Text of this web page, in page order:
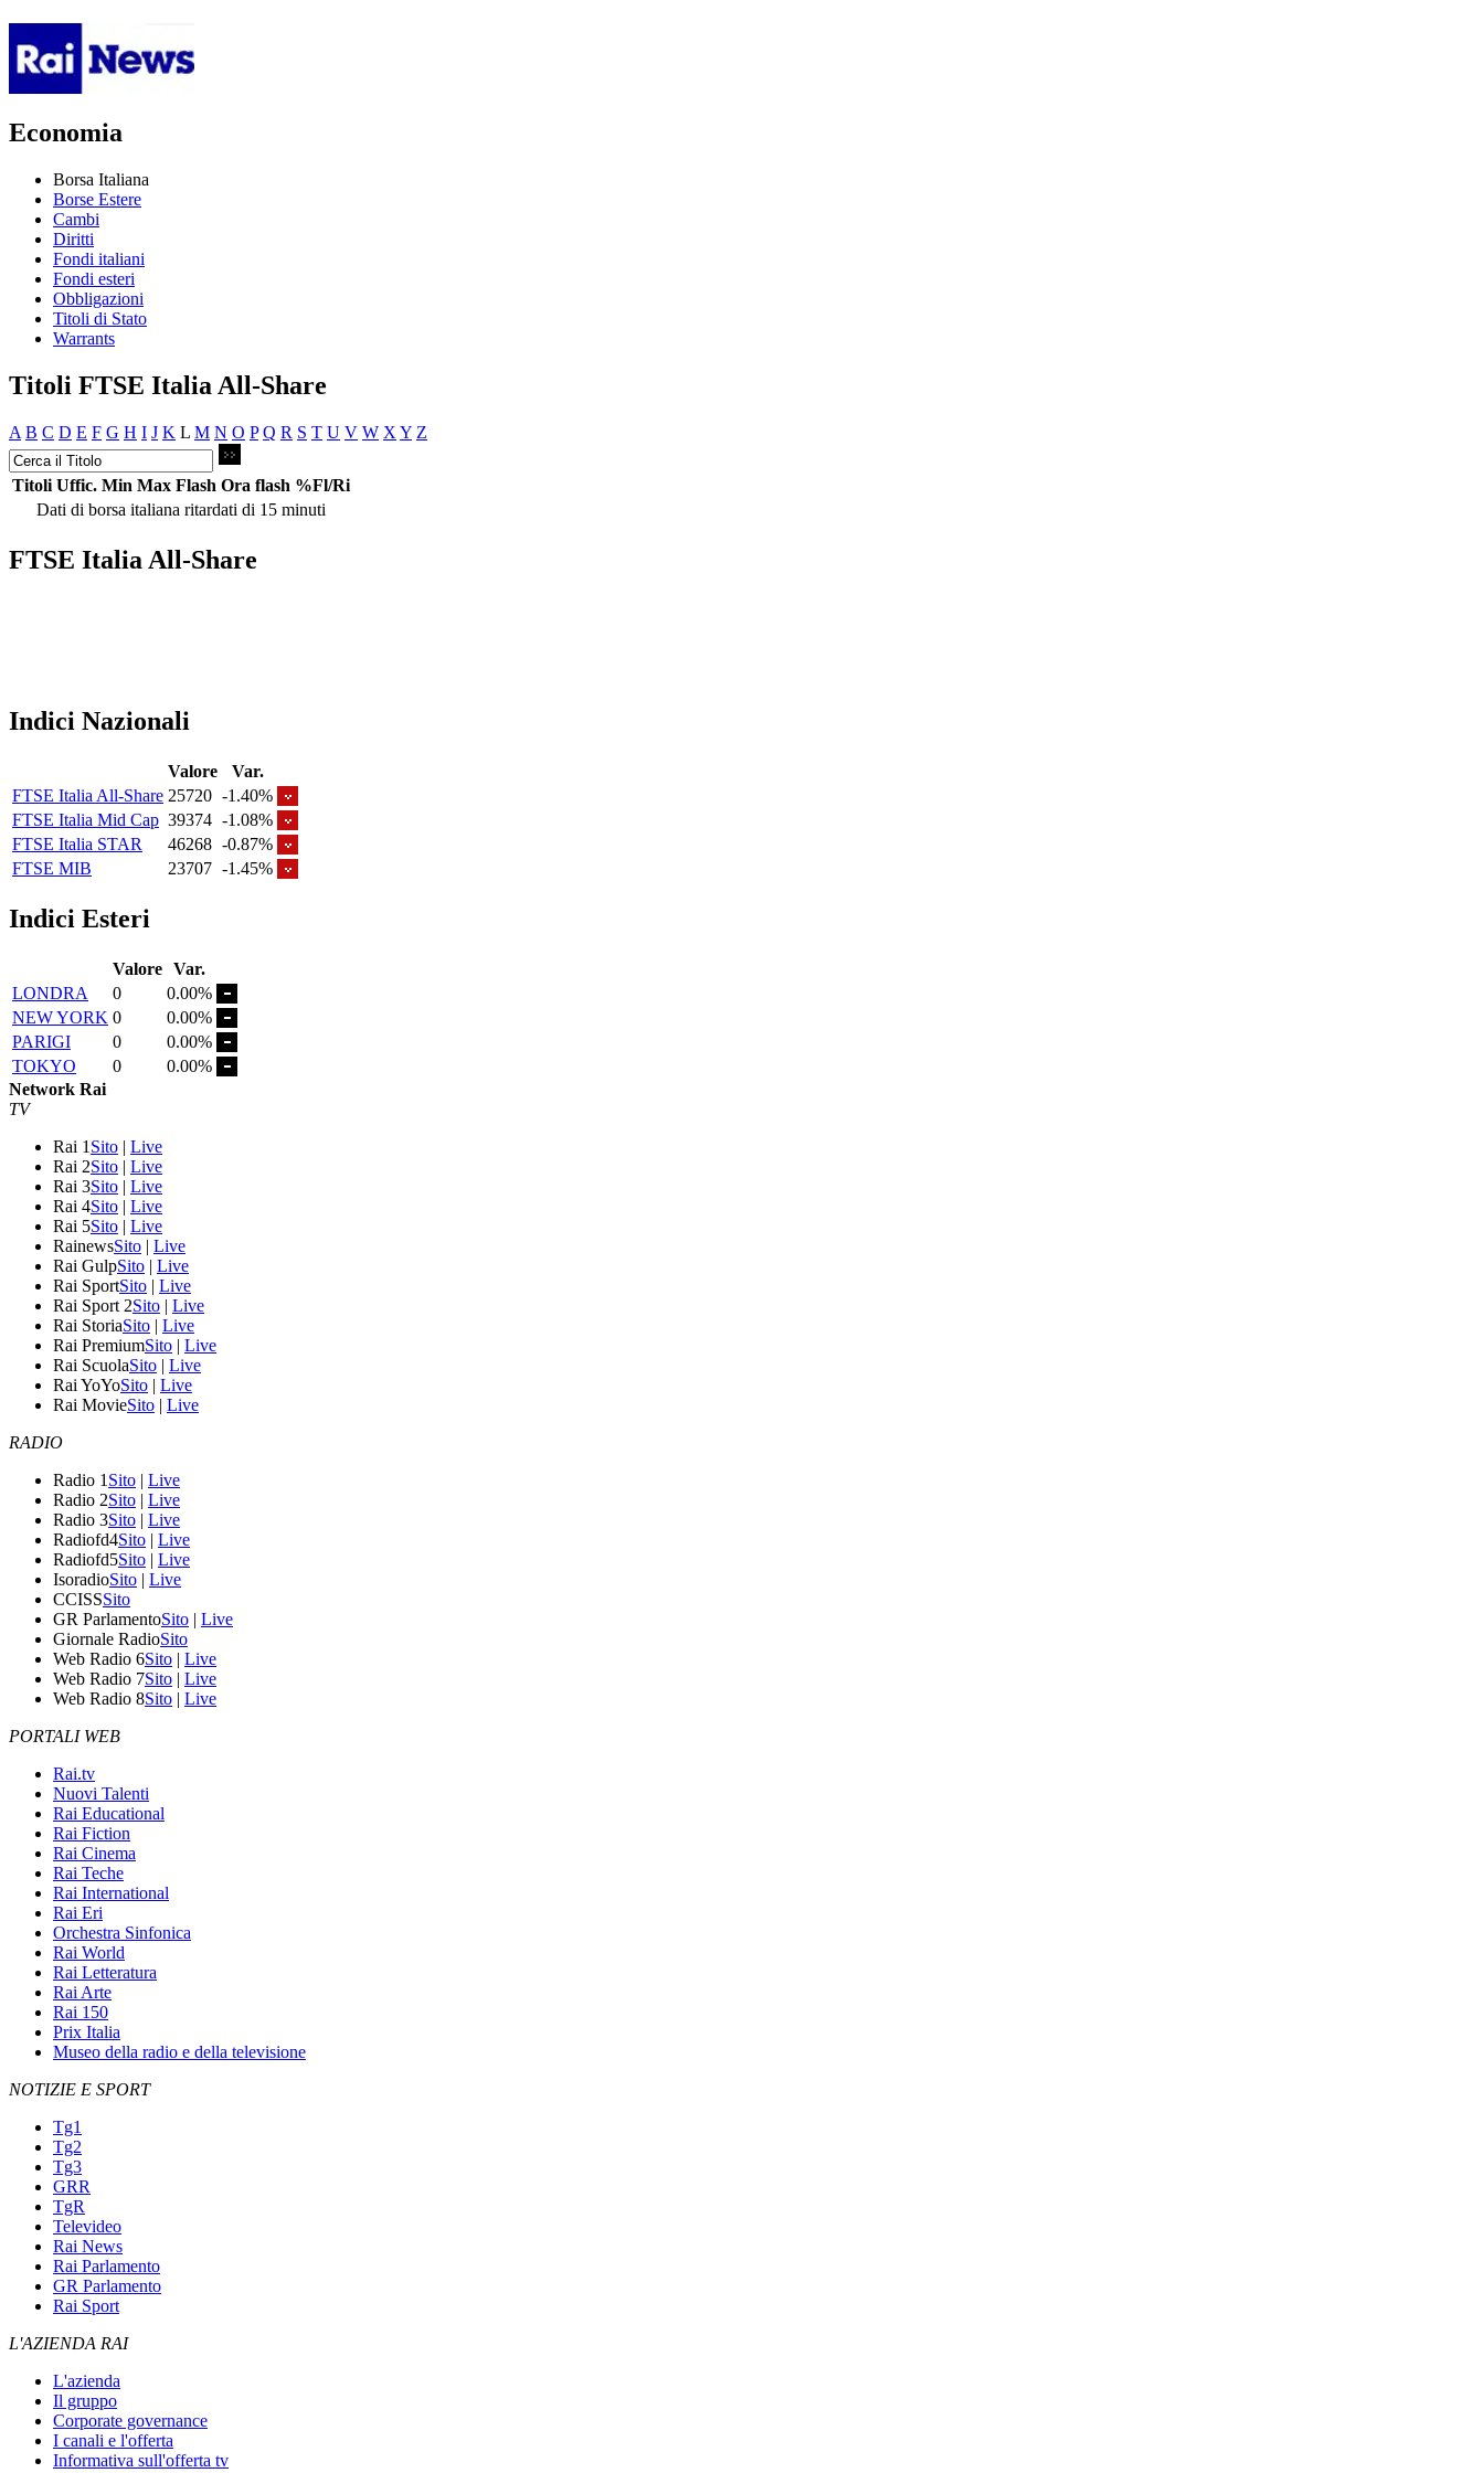
Economia
Borsa Italiana
Borse Estere
Cambi
Diritti
Fondi italiani
Fondi esteri
Obbligazioni
Titoli di Stato
Warrants
Titoli FTSE Italia All-Share
A B C D E F G H I J K L M N O P Q R S T U V W X Y Z
Titoli Uffic. Min Max Flash Ora flash %Fl/Ri
Dati di borsa italiana ritardati di 15 minuti
FTSE Italia All-Share
Indici Nazionali
Valore
Var.
FTSE Italia All-Share 25720 -1.40%
FTSE Italia Mid Cap 39374 -1.08%
FTSE Italia STAR
46268 -0.87%
FTSE MIB
23707 -1.45%
Indici Esteri
Valore Var.
LONDRA
0
0.00%
NEW YORK 0
0.00%
PARIGI
0
0.00%
TOKYO
0
0.00%
Network Rai
TV
Rai 1 Sito | Live
Rai 2Sito | Live
Rai 3Sito | Live
Rai 4Sito | Live
Rai 5Sito | Live
RainewsSito | Live
Rai GulpSito | Live
Rai SportSito | Live
Rai Sport 2Sito | Live
Rai StoriaSito | Live
Rai PremiumSito | Live
Rai ScuolaSito | Live
Rai YoYoSito | Live
Rai MovieSito | Live
RADIO
Radio 1 Sito | Live
Radio 2Sito | Live
Radio 3Sito | Live
Radiofd4Sito | Live
Radiofd5Sito | Live
IsoradioSito | Live
CCISSSito
GR ParlamentoSito | Live
Giornale RadioSito
Web Radio 6Sito | Live
Web Radio 7Sito | Live
Web Radio 8Sito | Live
PORTALI WEB
Rai.tv
Nuovi Talenti
Rai Educational
Rai Fiction
Rai Cinema
Rai Teche
Rai International
Rai Eri
Orchestra Sinfonica
Rai World
Rai Letteratura
Rai Arte
Rai 150
Prix Italia
Museo della radio e della televisione
NOTIZIE E SPORT
Tg1
Tg2
Tg3
GRR
TgR
Televideo
Rai News
Rai Parlamento
GR Parlamento
Rai Sport
L'AZIENDA RAI
L'azienda
Il gruppo
Corporate governance
I canali e l'offerta
Informativa sull'offerta tv